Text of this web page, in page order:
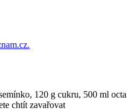
120 g cukru, 500 ml octa
chtít zavařovat